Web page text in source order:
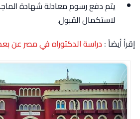
لاستكمال القبول.
إقرأ أيضاً : دراسة الدكتوراه في مصر عن بعد